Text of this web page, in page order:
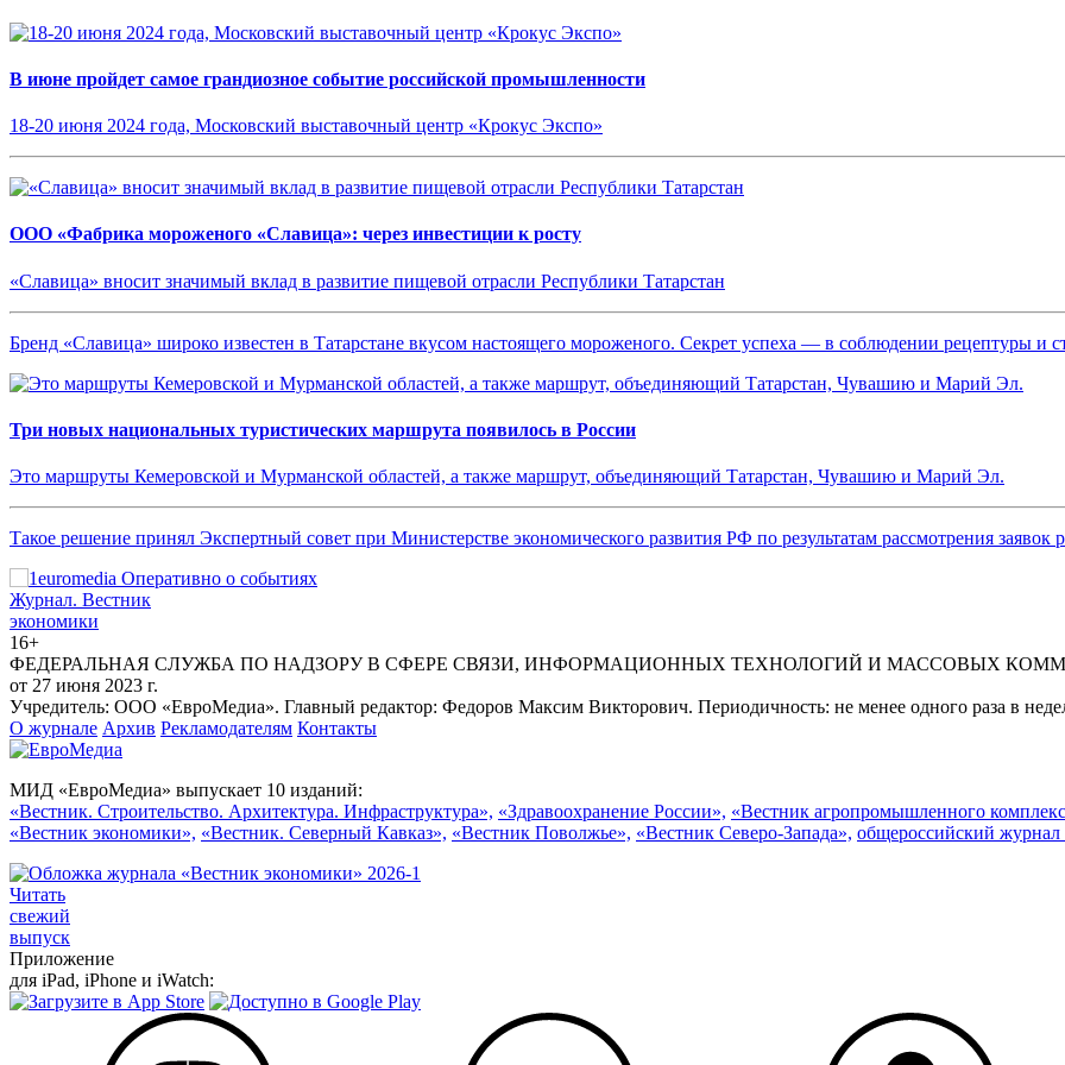
В июне пройдет самое грандиозное событие российской промышленности
18-20 июня 2024 года, Московский выставочный центр «Крокус Экспо»
ООО «Фабрика мороженого «Славица»: через инвестиции к росту
«Славица» вносит значимый вклад в развитие пищевой отрасли Республики Татарстан
Бренд «Славица» широко известен в Татарстане вкусом настоящего мороженого. Секрет успеха — в соблюдении рецептуры и
Три новых национальных туристических маршрута появилось в России
Это маршруты Кемеровской и Мурманской областей, а также маршрут, объединяющий Татарстан, Чувашию и Марий Эл.
Такое решение принял Экспертный совет при Министерстве экономического развития РФ по результатам рассмотрения заявок
Журнал. Вестник
экономики
16+
ФЕДЕРАЛЬНАЯ СЛУЖБА ПО НАДЗОРУ В СФЕРЕ СВЯЗИ, ИНФОРМАЦИОННЫХ ТЕХНОЛОГИЙ И МАССОВЫХ
от 27 июня 2023 г.
Учредитель: ООО «ЕвроМедиа». Главный редактор: Федоров Максим Викторович. Периодичность: не менее одного раза в
О журнале Архив Рекламодателям Контакты
МИД «ЕвроМедиа» выпускает 10 изданий:
«Вестник. Строительство. Архитектура. Инфраструктура», «Здравоохранение России», «Вестник агропромышленного
«Вестник экономики», «Вестник. Северный Кавказ», «Вестник Поволжье», «Вестник Северо-Запада», общероссийский
Читать
свежий
выпуск
Приложение
для iPad, iPhone и iWatch: